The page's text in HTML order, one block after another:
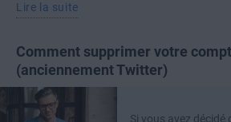
Lire la suite
Comment supprimer votre
(anciennement Twitter)
Si vous avez décidé